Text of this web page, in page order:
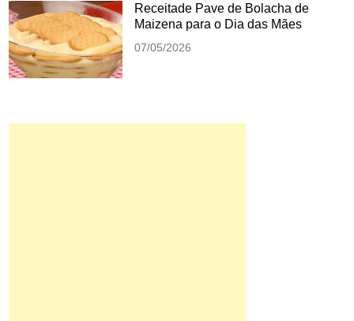
Receitade Pave de Bolacha de
Maizena para o Dia das Mães
07/05/2026